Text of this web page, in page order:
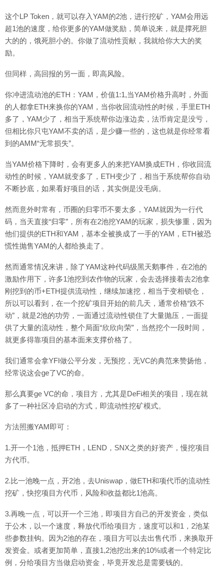
这个LP Token，就可以存入YAM的2池，进行挖矿，YAM会用远
超1池的速度，给你更多的YAM做奖励，简单说来，就是撑死胆
大的的，饿死胆小的。你做了流动性贡献，我就给你大大的奖
励。
但同样，高回报的另一面，即高风险。
你冲进流动池的ETH：YAM，价值1:1,当YAM价格升高时，外面
的人都拿ETH来换你的YAM，当你收回流动性的时候，手里ETH
多了，YAM少了，相当于系统帮你边涨边卖，法币肯定是没亏，
但相比你只屯YAM不卖的话，是少赚一些的，这也就是你经常看
到的AMM“无常损失”。
当YAM价格下降时，会有更多人的来把YAM换成ETH，你收回流
动性的时候，YAM就变多了，ETH变少了，相当于系统帮你自动
不断抄底，如果看好项目的话，其实倒是没毛病。
然而意外时常有，币圈的归零币不要太多，YAM就因为一行代
码，当天直接“归零”，所有在2池挖YAM的玩家，损失惨重，因为
他们提供的ETH和YAM，基本全被换成了一手的YAM，ETH被恐
慌性抛售YAM的人都给换走了。
然而通常情况来讲，除了YAM这种代码级黑天鹅事件，在2池的
激励作用下，许多1池挖到农作物的玩家，会去选择接着去2池拿
刚挖到的币+ETH提供流动性，继续加速挖，相当于变相锁仓，
所以可以看到，在一个挖矿项目开始的前几天，通常价格“跌不
动”，就是2池的功劳，一面通过流动性锁住了大量抛压，一面提
供了大量的流动性，整个局面“欣欣向荣”，当然挖个一段时间，
就更多得靠项目的基本面来支撑价格了。
我们通常会拿YFI做公平分发，无预挖，无VC的典范来赞扬他，
经常说这会ge了VC的命。
那么真要ge VC的命，项目方，尤其是DeFi相关的项目，现在就
多了一种社区冷启动的方式，即流动性挖矿模式。
方法照搬YAM即可：
1.开一个1池，抵押ETH，LEND，SNX之类的好资产，慢挖项目
方代币。
2.比一池晚一点，开2池，去Uniswap，做ETH和项代币的流动性
挖矿，快挖项目方代币，风险和收益都比1池高。
3.再晚一点，可以开一个三池，即项目方自己的开发资金，类似
于公木，以一个速度，释放代币给项目方，速度可以和1，2池某
些参数挂钩。因为2池的存在，项目方可以去出售代币，来换取开
发资金。或者更加简单，直接1,2池挖出来的10%或者一个特定比
例，分给项目方当做启动资金，毕竟开发总是需要钱的。